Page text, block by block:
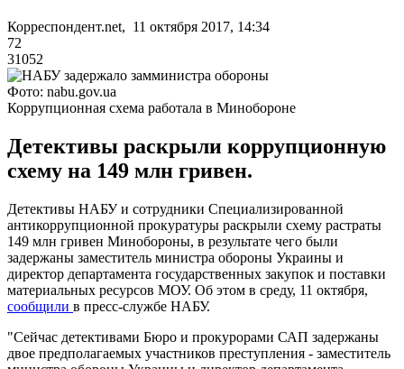
Корреспондент.net, 11 октября 2017, 14:34
72
31052
Фото: nabu.gov.ua
Коррупционная схема работала в Минобороне
Детективы раскрыли коррупционную
схему на 149 млн гривен.
Детективы НАБУ и сотрудники Специализированной
антикоррупционной прокуратуры раскрыли схему растраты
149 млн гривен Минобороны, в результате чего были
задержаны заместитель министра обороны Украины и
директор департамента государственных закупок и поставки
материальных ресурсов МОУ. Об этом в среду, 11 октября,
сообщили в пресс-службе НАБУ.
"Сейчас детективами Бюро и прокурорами САП задержаны
двое предполагаемых участников преступления - заместитель